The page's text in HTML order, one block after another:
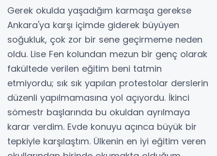
Gerek okulda yaşadığım karmaşa gerekse
Ankara'ya karşı içimde giderek büyüyen
soğukluk, çok zor bir sene geçirmeme neden
oldu. Lise Fen kolundan mezun bir genç olarak
fakültede verilen eğitim beni tatmin
etmiyordu; sık sık yapılan protestolar derslerin
düzenli yapılmamasına yol açıyordu. İkinci
sömestr başlarında bu okuldan ayrılmaya
karar verdim. Evde konuyu açınca büyük bir
tepkiyle karşılaştım. Ülkenin en iyi eğitim veren